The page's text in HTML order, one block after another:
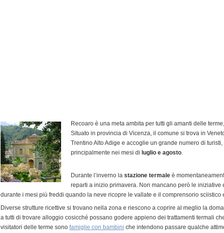
Recoaro è una meta ambita per tutti gli amanti delle
Situato in provincia di Vicenza, il comune si trova in
Trentino Alto Adige e accoglie un grande numero di
principalmente nei mesi di luglio e agosto.
Durante l’inverno la stazione termale è
reparti a inizio primavera. Non mancano però le iniziative
durante i mesi più freddi quando la neve ricopre le vallate e il comprensorio sciistico
Diverse strutture ricettive si trovano nella zona e riescono a coprire al meglio la
a tutti di trovare alloggio cosicché possano godere appieno dei trattamenti termali
visitatori delle terme sono famiglie con bambini che intendono passare qualche